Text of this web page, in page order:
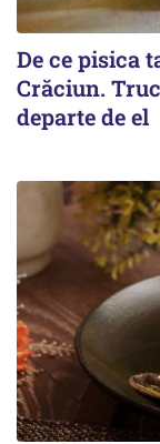
De ce pisica
Crăciun.
departe de el